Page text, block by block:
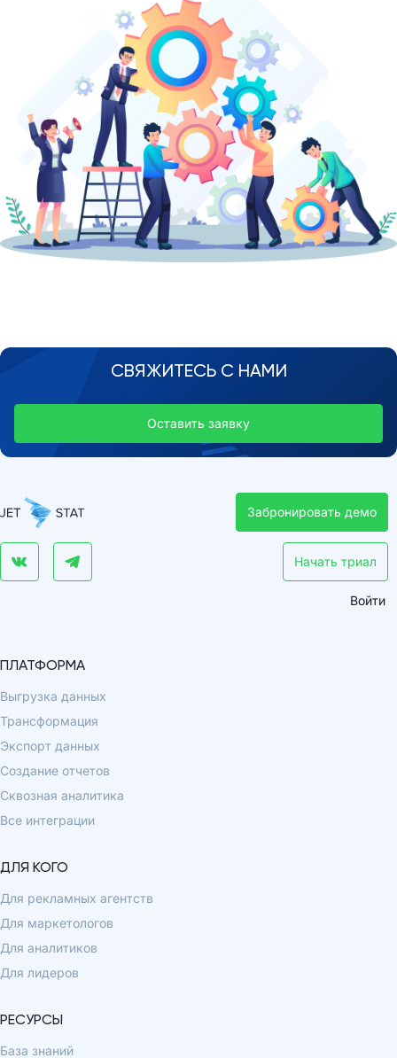
СВЯЖИТЕСЬ С НАМИ
Оставить заявку
Забронировать демо
Начать триал
Войти
ПЛАТФОРМА
Выгрузка данных
Трансформация
Экспорт данных
Создание отчетов
Сквозная аналитика
Все интеграции
ДЛЯ КОГО
Для рекламных агентств
Для маркетологов
Для аналитиков
Для лидеров
РЕСУРСЫ
База знаний